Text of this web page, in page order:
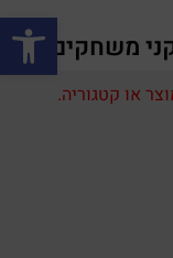
פתח